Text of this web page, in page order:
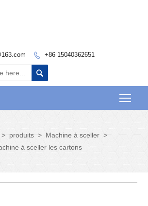
 +86 15040362651

> produits > Machine à sceller >
à sceller les cartons